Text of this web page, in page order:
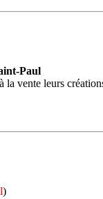
Paul
la vente leurs
)